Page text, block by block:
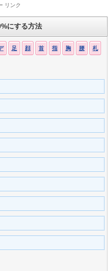
リンク
にする方法
足 顔 首 指 胸 腰 札